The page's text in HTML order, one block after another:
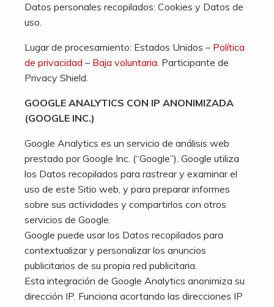
Datos personales recopilados: Cookies y Datos de
uso.
Lugar de procesamiento: Estados Unidos – Política
de privacidad – Baja voluntaria. Participante de
Privacy Shield.
GOOGLE ANALYTICS CON IP ANONIMIZADA
(GOOGLE INC.)
Google Analytics es un servicio de análisis web
prestado por Google Inc. (“Google”). Google utiliza
los Datos recopilados para rastrear y examinar el
uso de este Sitio web, y para preparar informes
sobre sus actividades y compartirlos con otros
servicios de Google.
Google puede usar los Datos recopilados para
contextualizar y personalizar los anuncios
publicitarios de su propia red publicitaria.
Esta integración de Google Analytics anonimiza su
dirección IP. Funciona acortando las direcciones IP